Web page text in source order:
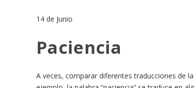
14 de Junio
Paciencia
A veces, comparar diferentes traducciones de